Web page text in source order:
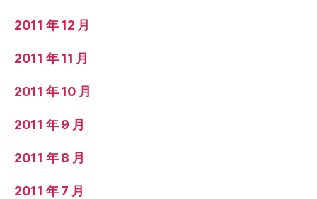
2011 年 12 月
2011 年 11 月
2011 年 10 月
2011 年 9 月
2011 年 8 月
2011 年 7 月